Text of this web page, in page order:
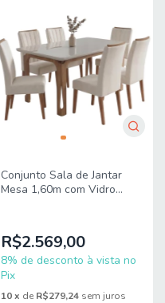
Conjunto Sala de Jantar
Mesa 1,60m com Vidro
R$2.569,00
8% de desconto à vista no
Pix
10 x de R$279,24 sem juros